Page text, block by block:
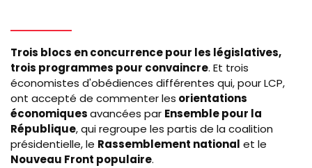
Trois blocs en concurrence pour les législatives,
trois programmes pour convaincre. Et trois
économistes d'obédiences différentes qui, pourLCP,
ont accepté de commenter les orientations
économiquesavancées par Ensemble pour la
République, qui regroupe les partis de la coalition
présidentielle, le Rassemblement national et le
Nouveau Front populaire.